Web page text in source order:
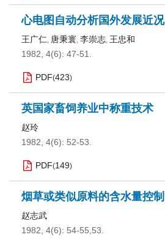
心电图自动分析国外发展近况
王广仁, 唐秉寰, 李崇志, 王忠和
1982, 4(6): 47-51.
PDF(423)
英国家畜饲养业中称重技术
赵玲
1982, 4(6): 52-53.
PDF(149)
烟草或类似原料的含水量控制
赵志武
1982, 4(6): 54-55,53.